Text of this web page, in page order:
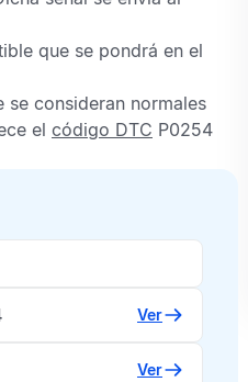
que se pondrá en el
consideran normales
el código DTC P0254
Ver
Ver